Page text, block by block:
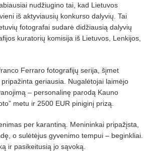
nudžiugino tai, kad Lietuvos
iš aktyviausių konkurso dalyvių. Tai
fotografai sudarė didžiausią dalyvių
kuratorių komisija iš Lietuvos, Lenkijos,
Ferraro fotografijų serija, šįmet
geriausia. Nugalėtojai laimėjo
– personalinę parodą Kauno
metu ir 2500 EUR piniginį prizą.
per karantiną. Menininkai pripažįsta,
o sulėtėjus gyvenimo tempui – beginkliai.
ir pasikeitusią jo sąvoką.